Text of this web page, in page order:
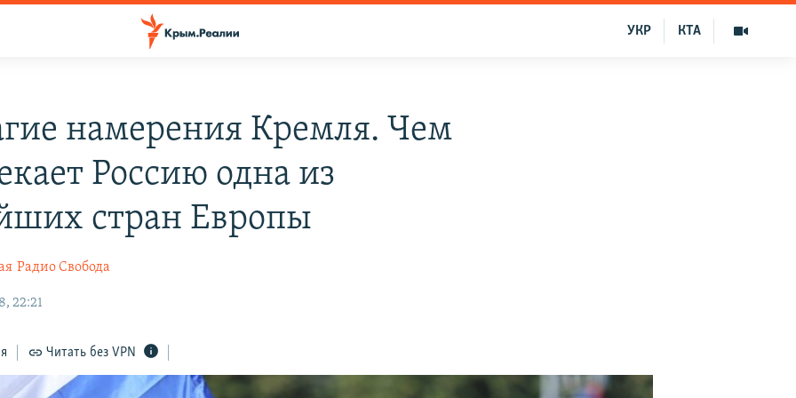
КТА
УКР
намерения Кремля. Чем
Россию одна из
стран Европы
Радио Свобода
22:21
Читать без VPN